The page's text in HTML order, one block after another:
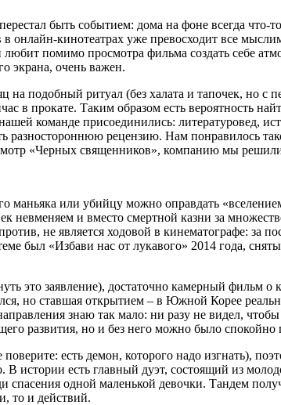
быть событием: дома на фоне всегда что-
онлайн-кинотеатрах уже превосходит все
помимо просмотра фильма создать себе
экрана, очень важен.
подобный ритуал (без халата и тапочек, но с
в прокате. Таким образом есть вероятность
команде присоединились: литературовед,
разностороннюю рецензию. Нам понравилось
«Черных священников», компанию мы
маньяка или убийцу можно оправдать
невменяем и вместо смертной казни за
не является ходовой в кинематографе: за
был «Избави нас от лукавого» 2014 года,
это заявление), достаточно камерный фильм
но ставшая открытием – в Южной Корее
знаю так мало: ни разу не видел,
развития, но и без него можно было спокойно
есть демон, которого надо изгнать),
истории есть главный дуэт, состоящий из
спасения одной маленькой девочки. Тандем
то и действий.